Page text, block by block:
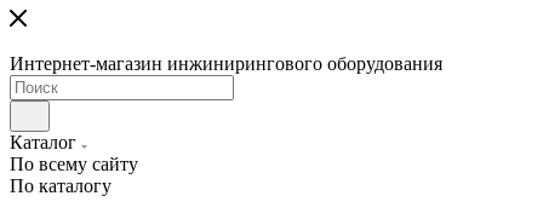
Интернет-магазин инжинирингового оборудования
Каталог
По всему сайту
По каталогу